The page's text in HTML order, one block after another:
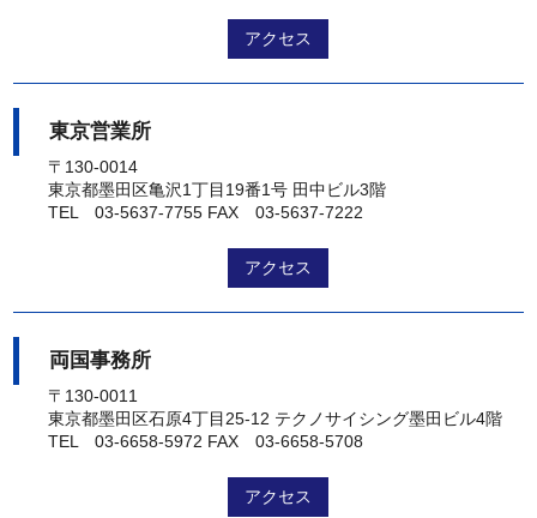
アクセス
東京営業所
〒130-0014
東京都墨田区亀沢1丁目19番1号 田中ビル3階
TEL 03-5637-7755 FAX 03-5637-7222
アクセス
両国事務所
〒130-0011
東京都墨田区石原4丁目25-12 テクノサイシング墨田ビル4階
TEL 03-6658-5972 FAX 03-6658-5708
アクセス